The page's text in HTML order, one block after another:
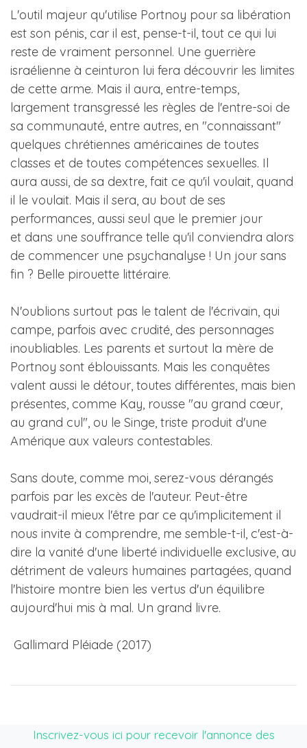
L'outil majeur qu'utilise Portnoy pour sa libération
est son pénis, car il est, pense-t-il, tout ce qui lui
reste de vraiment personnel. Une guerrière
israélienne à ceinturon lui fera découvrir les limites
de cette arme. Mais il aura, entre-temps,
largement transgressé les règles de l'entre-soi de
sa communauté, entre autres, en "connaissant"
quelques chrétiennes américaines de toutes
classes et de toutes compétences sexuelles. Il
aura aussi, de sa dextre, fait ce qu'il voulait, quand
il le voulait. Mais il sera, au bout de ses
performances, aussi seul que le premier jour
et dans une souffrance telle qu'il conviendra alors
de commencer une psychanalyse ! Un jour sans
fin ? Belle pirouette littéraire.
N'oublions surtout pas le talent de l'écrivain, qui
campe, parfois avec crudité, des personnages
inoubliables. Les parents et surtout la mère de
Portnoy sont éblouissants. Mais les conquêtes
valent aussi le détour, toutes différentes, mais bien
présentes, comme Kay, rousse "au grand cœur,
au grand cul", ou le Singe, triste produit d'une
Amérique aux valeurs contestables.
Sans doute, comme moi, serez-vous dérangés
parfois par les excès de l'auteur. Peut-être
vaudrait-il mieux l'être par ce qu'implicitement il
nous invite à comprendre, me semble-t-il, c'est-à-
dire la vanité d'une liberté individuelle exclusive, au
détriment de valeurs humaines partagées, quand
l'histoire montre bien les vertus d'un équilibre
aujourd'hui mis à mal. Un grand livre.
Gallimard Pléiade (2017)
Inscrivez-vous ici pour recevoir l'annonce des